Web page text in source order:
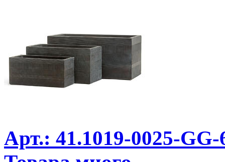
Арт.: 41.1019-0025-